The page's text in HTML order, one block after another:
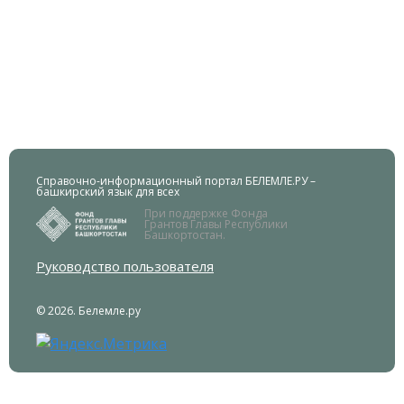
Справочно-информационный портал БЕЛЕМЛЕ.РУ –
башкирский язык для всех
При поддержке Фонда
Грантов Главы Республики
Башкортостан.
Руководство пользователя
© 2026. Белемле.ру